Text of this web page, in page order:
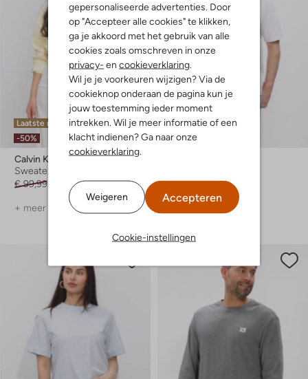
gepersonaliseerde advertenties. Door
op "Accepteer alle cookies" te klikken,
ga je akkoord met het gebruik van alle
cookies zoals omschreven in onze
privacy- en cookieverklaring
Wil je je voorkeuren wijzigen? Via de
cookieknop onderaan de pagina kun je
jouw toestemming ieder moment
intrekken. Wil je meer informatie of een
klacht indienen? Ga naar onze
cookieverklaring
Weigeren Accepteren
Cookie-instellingen
Laatste maten
-50%
Calvin Klein
Sweater
€ 99,99
€ 49,99
+ meer kleuren
-50%
€ 49,99 € 24,99
+ meer kleuren